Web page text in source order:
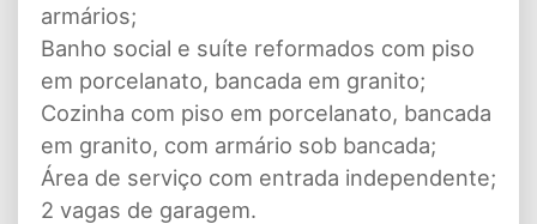
armários;
Banho social e suíte reformados com piso
em porcelanato, bancada em granito;
Cozinha com piso em porcelanato, bancada
em granito, com armário sob bancada;
Área de serviço com entrada independente;
2 vagas de garagem.